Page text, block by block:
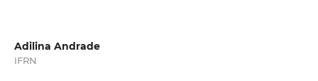
Adilina Andrade
IFRN